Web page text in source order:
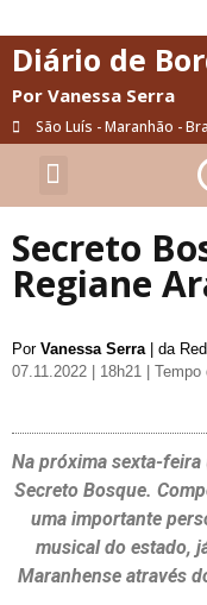
Diário de
Por Vanessa Serra
São Luís - Maranhão -
Secreto
Regiane
Por Vanessa Serra | da
07.11.2022 | 18h21
|
Na próxima sexta-feira
Secreto Bosque.
uma importante
musical do estado,
Maranhense através